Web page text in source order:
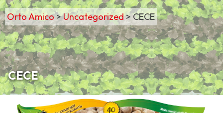
Orto Amico>Uncategorized>CECE
CECE